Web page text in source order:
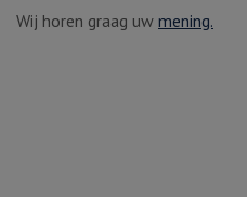
Wij horen graag uw mening.